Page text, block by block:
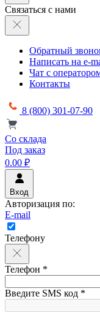
Связаться с нами
Обратный
Написать на e-
Чат с
Контакты
8 (800) 301-07-90
Со склада
Под заказ
0.00 ₽
Вход
Авторизация по:
E-mail
Телефону
Телефон *
Введите SMS код *